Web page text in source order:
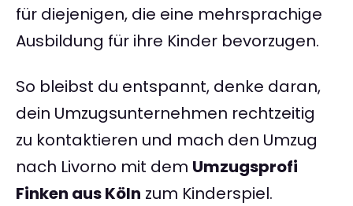
für diejenigen, die eine mehrsprachige
Ausbildung für ihre Kinder bevorzugen.
So bleibst du entspannt, denke daran,
dein Umzugsunternehmen rechtzeitig
zu kontaktieren und mach den Umzug
nach Livorno mit dem Umzugsprofi
Finken aus Köln zum Kinderspiel.